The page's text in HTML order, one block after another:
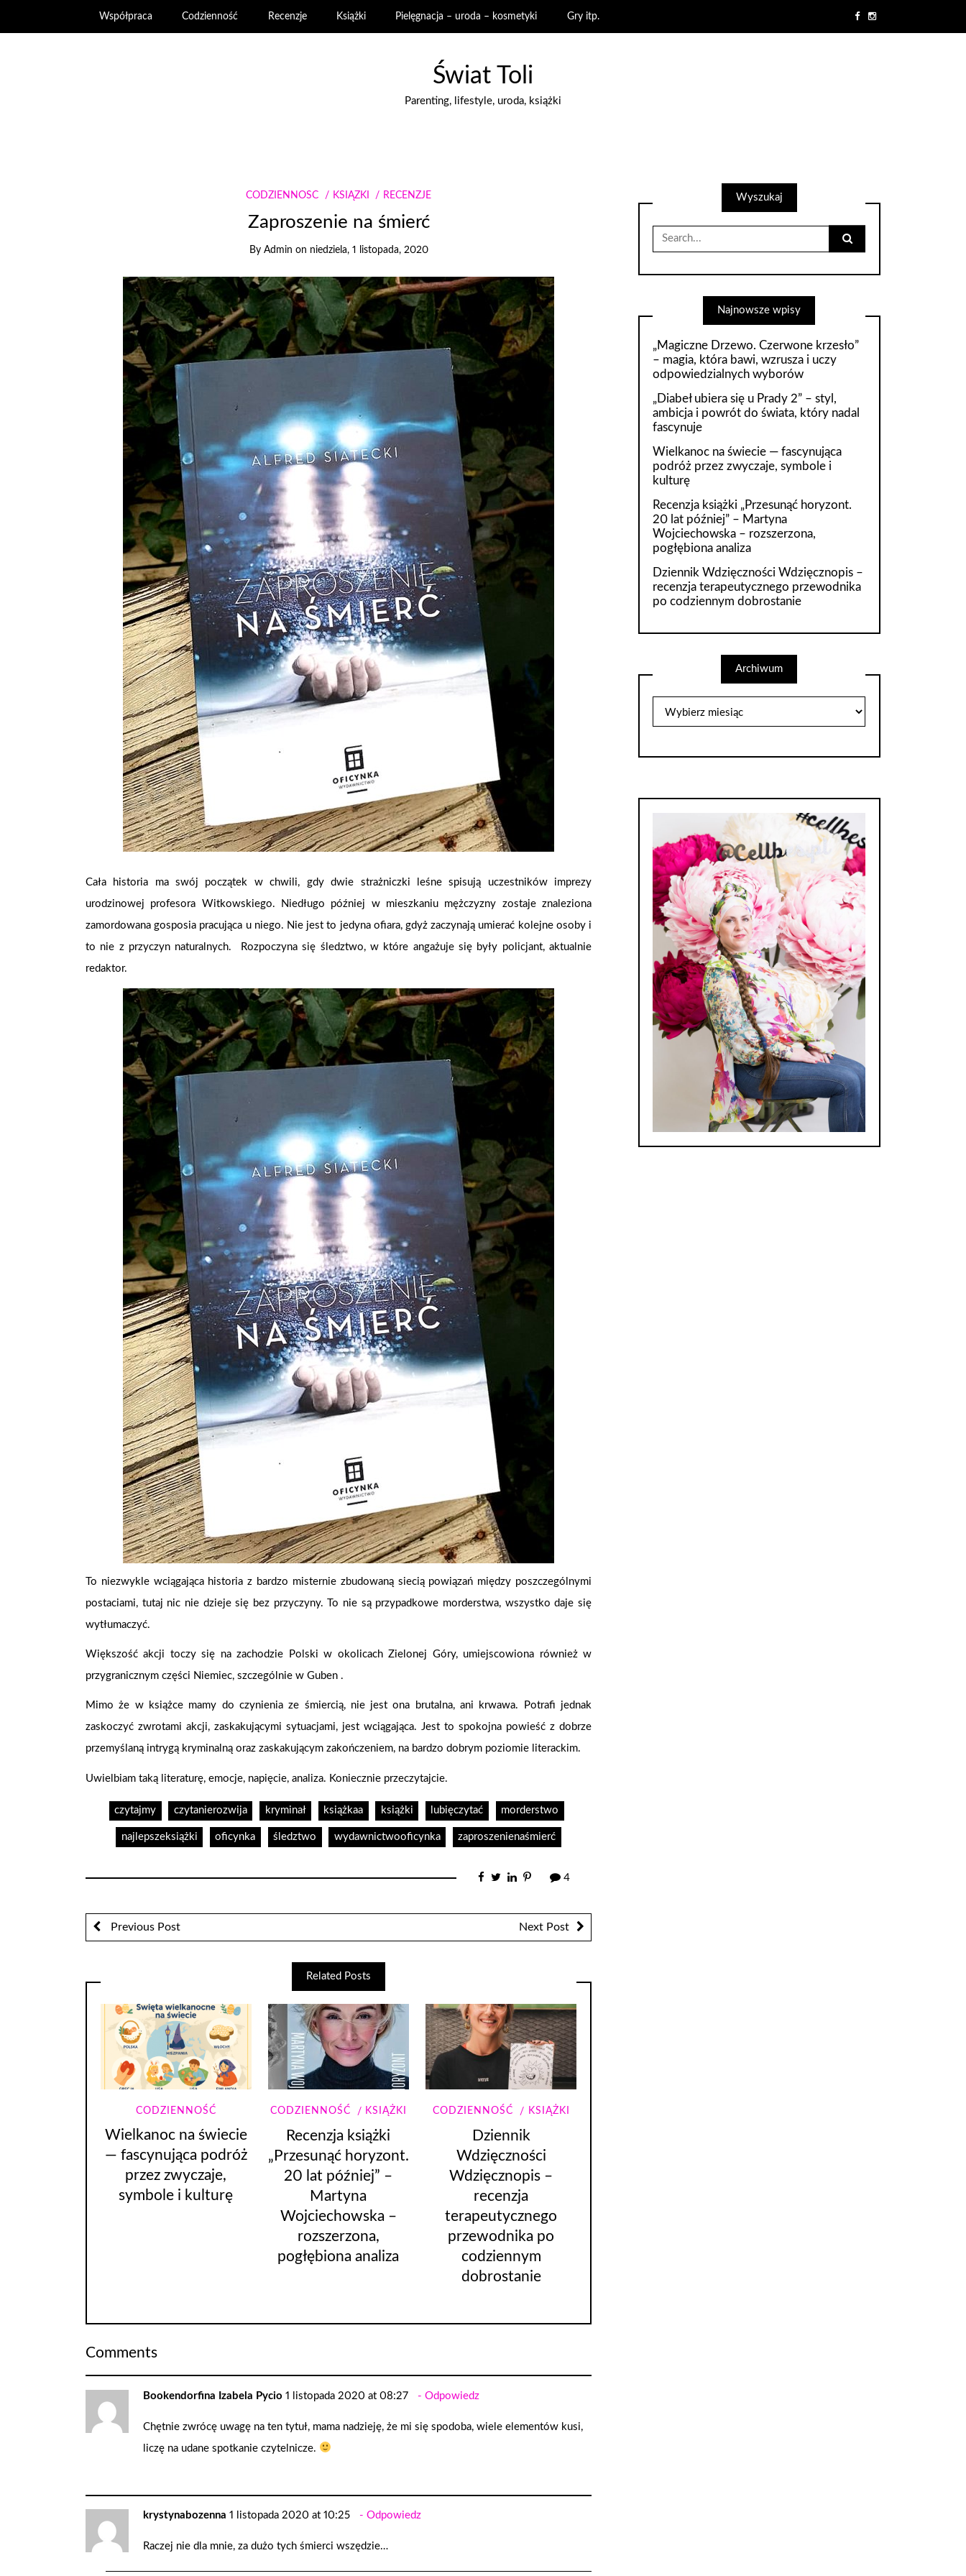
Współpraca Codzienność Recenzje Książki Pielęgnacja – uroda – kosmetyki Gry itp.
Świat Toli
Parenting, lifestyle, uroda, książki
CODZIENNOŚĆ KSIĄŻKI RECENZJE
Zaproszenie na śmierć
By Admin on niedziela, 1 listopada, 2020
Cała historia ma swój początek w chwili, gdy dwie strażniczki leśne spisują uczestników imprezy
urodzinowej profesora Witkowskiego. Niedługo później w mieszkaniu mężczyzny zostaje znaleziona
zamordowana gosposia pracująca u niego. Nie jest to jedyna ofiara, gdyż zaczynają umierać kolejne osoby i
to nie z przyczyn naturalnych. Rozpoczyna się śledztwo, w które angażuje się były policjant, aktualnie
redaktor.
To niezwykle wciągająca historia z bardzo misternie zbudowaną siecią powiązań między poszczególnymi
postaciami, tutaj nic nie dzieje się bez przyczyny. To nie są przypadkowe morderstwa, wszystko daje się
wytłumaczyć.
Większość akcji toczy się na zachodzie Polski w okolicach Zielonej Góry, umiejscowiona również w
przygranicznym części Niemiec, szczególnie w Guben .
Mimo że w książce mamy do czynienia ze śmiercią, nie jest ona brutalna, ani krwawa. Potrafi jednak
zaskoczyć zwrotami akcji, zaskakującymi sytuacjami, jest wciągająca. Jest to spokojna powieść z dobrze
przemyślaną intrygą kryminalną oraz zaskakującym zakończeniem, na bardzo dobrym poziomie literackim.
Uwielbiam taką literaturę, emocje, napięcie, analiza. Koniecznie przeczytajcie.
czytajmy czytanierozwija kryminał książkaa książki lubięczytać morderstwo
najlepszeksiążki oficynka śledztwo wydawnictwooficynka zaproszenienaśmierć
4
Previous Post Next Post
Related Posts
CODZIENNOŚĆ
Wielkanoc na świecie
— fascynująca podróż
przez zwyczaje,
symbole i kulturę
CODZIENNOŚĆ KSIĄŻKI
Recenzja książki
„Przesunąć horyzont.
20 lat później” –
Martyna
Wojciechowska –
rozszerzona,
pogłębiona analiza
CODZIENNOŚĆ KSIĄŻKI
Dziennik
Wdzięczności
Wdzięcznopis –
recenzja
terapeutycznego
przewodnika po
codziennym
dobrostanie
Comments
Bookendorfina Izabela Pycio 1 listopada 2020 at 08:27 Odpowiedz
Chętnie zwrócę uwagę na ten tytuł, mama nadzieję, że mi się spodoba, wiele elementów kusi,
liczę na udane spotkanie czytelnicze.
krystynabozenna 1 listopada 2020 at 10:25 Odpowiedz
Raczej nie dla mnie, za dużo tych śmierci wszędzie…
Wyszukaj
Search
for:
Najnowsze wpisy
„Magiczne Drzewo. Czerwone krzesło”
– magia, która bawi, wzrusza i uczy
odpowiedzialnych wyborów
„Diabeł ubiera się u Prady 2” – styl,
ambicja i powrót do świata, który nadal
fascynuje
Wielkanoc na świecie — fascynująca
podróż przez zwyczaje, symbole i
kulturę
Recenzja książki „Przesunąć horyzont.
20 lat później” – Martyna
Wojciechowska – rozszerzona,
pogłębiona analiza
Dziennik Wdzięczności Wdzięcznopis –
recenzja terapeutycznego przewodnika
po codziennym dobrostanie
Archiwum